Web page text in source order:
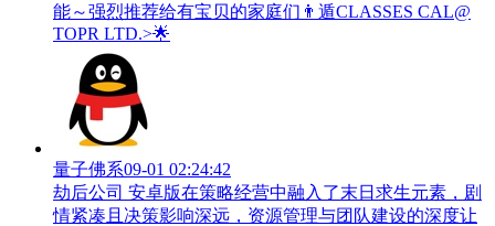
能～强烈推荐给有宝贝的家庭们👨‍遁️CLASSES CAL@
TOPR LTD.>🌟
量子佛系09-01 02:24:42
劫后公司 安卓版在策略经营中融入了末日求生元素，剧
情紧凑且决策影响深远，资源管理与团队建设的深度让